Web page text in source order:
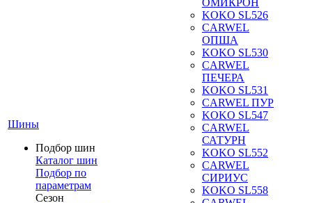
Шины
Подбор шин
Каталог шин
Подбор по
параметрам
Сезон
ОМИКРОН
KOKO SL526
CARWEL
ОПША
KOKO SL530
CARWEL
ПЕЧЕРА
KOKO SL531
CARWEL ПУР
KOKO SL547
CARWEL
САТУРН
KOKO SL552
CARWEL
СИРИУС
KOKO SL558